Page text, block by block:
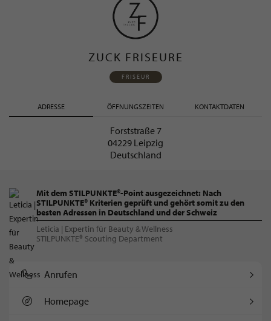
ZUCK FRISEURE
FRISEUR
ADRESSE ÖFFNUNGSZEITEN KONTAKTDATEN
Forststraße 7
04229 Leipzig
Deutschland
Mit dem STILPUNKTE®-Point ausgezeichnet: Nach
STILPUNKTE® Kriterien geprüft und gehört somit zu den
besten Adressen in Deutschland und der Schweiz
Leticia | Expertin für Beauty & Wellness
STILPUNKTE® Scouting Department
Anrufen
Homepage